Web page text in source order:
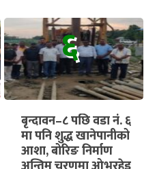
६
बृन्दावन–८ पछि वडा नं. ६
मा पनि शुद्ध खानेपानीको
आशा, बोरिङ निर्माण